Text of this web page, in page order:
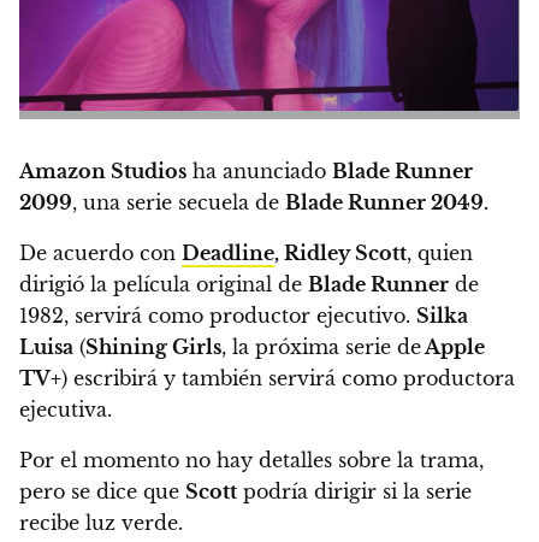
Amazon Studios ha anunciado Blade Runner
2099, una serie secuela de Blade Runner 2049.
De acuerdo con Deadline, Ridley Scott, quien
dirigió la película original de Blade Runner de
1982, servirá como productor ejecutivo. Silka
Luisa (Shining Girls, la próxima serie deApple
TV+) escribirá y también servirá como productora
ejecutiva.
Por el momento no hay detalles sobre la trama,
pero se dice que Scott podría dirigir si la serie
recibe luz verde.